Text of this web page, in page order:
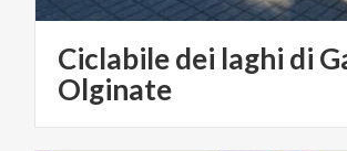
Ciclabile dei laghi di
Olginate